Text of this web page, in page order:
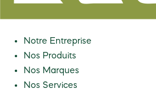
Notre Entreprise
Nos Produits
Nos Marques
Nos Services